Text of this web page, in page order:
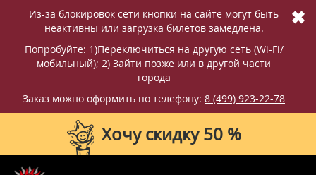
Из-за блокировок сети кнопки на сайте могут быть
неактивны или загрузка билетов замедлена.
Попробуйте: 1)Переключиться на другую сеть (Wi-Fi/
мобильный); 2) Зайти позже или в другой части
города
Заказ можно оформить по телефону: 8 (499) 923-22-78
✖
Хочу скидку 50 %